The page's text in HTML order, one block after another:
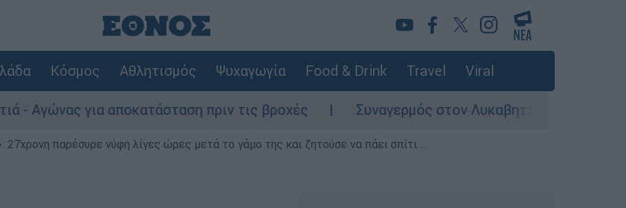
Κόσμος Αθλητισμός Ψυχαγωγία Food & Drink Travel Viral
για αποκατάσταση πριν τις βροχές Συναγερμός στον Λυκαβηττό: Σορός σε
παρέσυρε νύφη λίγες ώρες μετά το γάμο της και ζητούσε να πάει σπίτι...